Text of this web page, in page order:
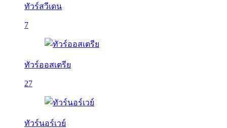
ทัวร์สวีเดน
7
ทัวร์ออสเตรีย
27
ทัวร์นอร์เวย์